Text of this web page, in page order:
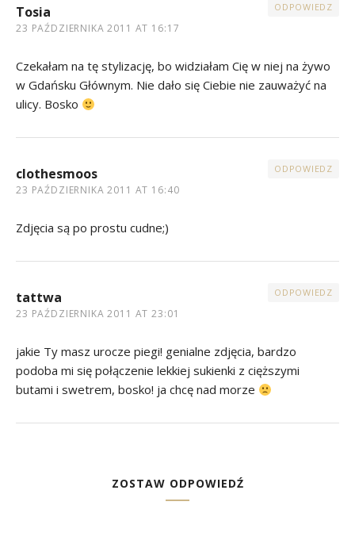
Tosia
23 PAŹDZIERNIKA 2011 AT 16:17
ODPOWIEDZ
Czekałam na tę stylizację, bo widziałam Cię w niej na żywo
w Gdańsku Głównym. Nie dało się Ciebie nie zauważyć na
ulicy. Bosko
clothesmoos
23 PAŹDZIERNIKA 2011 AT 16:40
ODPOWIEDZ
Zdjęcia są po prostu cudne;)
tattwa
23 PAŹDZIERNIKA 2011 AT 23:01
ODPOWIEDZ
jakie Ty masz urocze piegi! genialne zdjęcia, bardzo
podoba mi się połączenie lekkiej sukienki z cięższymi
butami i swetrem, bosko! ja chcę nad morze
ZOSTAW ODPOWIEDŹ